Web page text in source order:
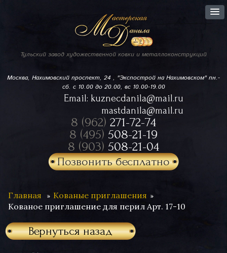
Тульский завод художественной ковки и металлоконструкций
Москва, Нахимовский проспект, 24 , "Экспострой на Нахимовском"пн.-
сб. с 10.00 до 20.00, вс 10.00-19.00
Email: kuznecdanila@mail.ru
mastdanila@mail.ru
8 (962) 271-72-74
8 (495) 508-21-19
8 (903) 508-21-04
Позвонить бесплатно
Главная
Кованые приглашения
Кованое приглашение для перил Арт. 17-10
Вернуться назад